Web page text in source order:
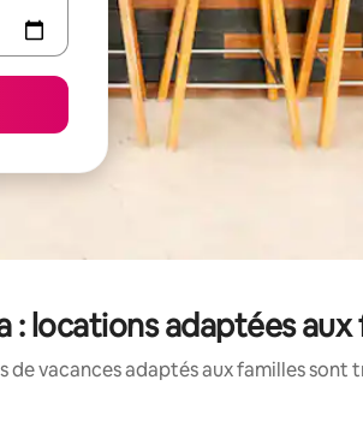
: locations adaptées
de vacances adaptés aux familles